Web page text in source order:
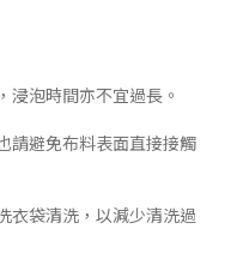
浸泡時間亦不宜過長。
請避免布料表面直接接觸
衣袋清洗，以減少清洗過